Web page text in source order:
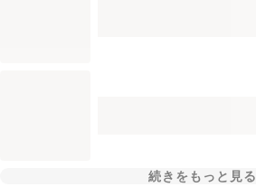
続きをもっと見る